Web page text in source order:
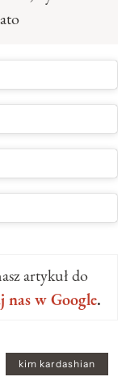
artykuł do
nas w Google.
kim kardashian